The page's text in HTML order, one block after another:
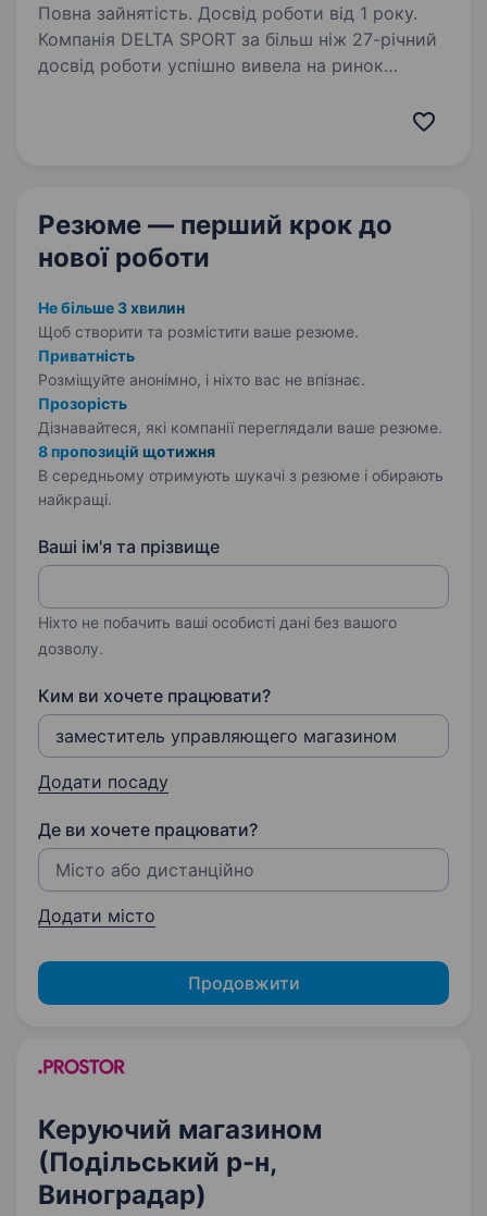
Повна зайнятість. Досвід роботи від 1 року.
Компанія DELTA SPORT за більш ніж 27-річний
досвід роботи успішно вивела на ринок
sport та fashion. Сьогодні в нашому портфелі
Резюме — перший крок до
нової роботи
Не більше 3 хвилин
Щоб створити та розмістити ваше резюме.
Приватність
Розміщуйте анонімно, і ніхто вас не впізнає.
Прозорість
Дізнавайтеся, які компанії переглядали ваше резюме.
8 пропозицій щотижня
В середньому отримують шукачі з резюме і обирають
найкращі.
Ваші ім'я та прізвище
Ніхто не побачить ваші особисті дані без вашого
дозволу.
Ким ви хочете працювати?
Додати посаду
Де ви хочете працювати?
Додати місто
Продовжити
Керуючий магазином
(Подільський р-н,
Виноградар)